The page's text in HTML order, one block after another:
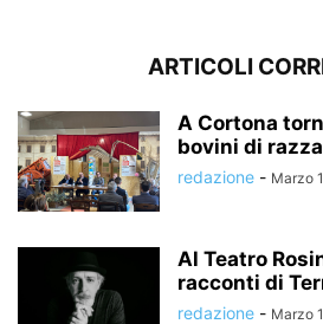
ARTICOLI
A Cortona
bovini di
redazione - Marzo
Al Teatro
racconti di
redazione - Marzo